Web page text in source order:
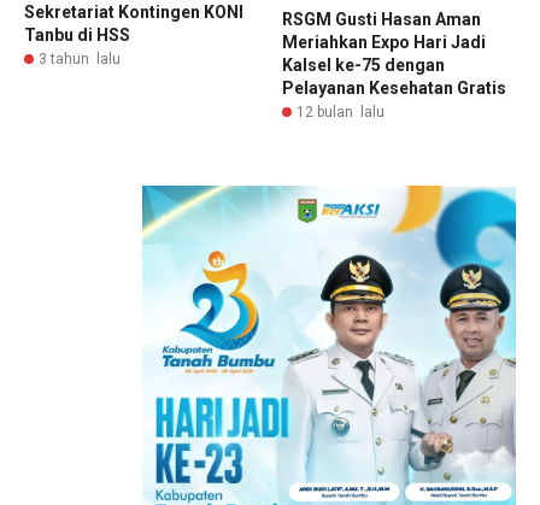
Sekretariat Kontingen KONI
Tanbu di HSS
3 tahun lalu
RSGM Gusti Hasan Aman
Meriahkan Expo Hari Jadi
Kalsel ke-75 dengan
Pelayanan Kesehatan Gratis
12 bulan lalu